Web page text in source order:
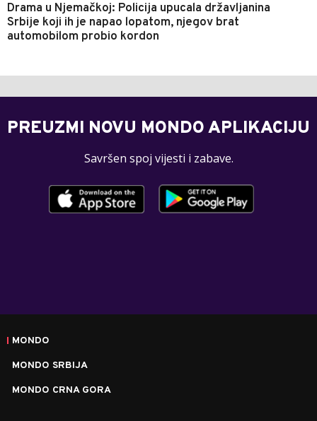
Drama u Njemačkoj: Policija upucala državljanina
Srbije koji ih je napao lopatom, njegov brat
automobilom probio kordon
PREUZMI NOVU MONDO APLIKACIJU
Savršen spoj vijesti i zabave.
MONDO
MONDO SRBIJA
MONDO CRNA GORA